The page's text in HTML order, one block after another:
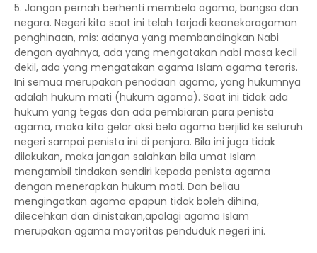
5. Jangan pernah berhenti membela agama, bangsa dan
negara. Negeri kita saat ini telah terjadi keanekaragaman
penghinaan, mis: adanya yang membandingkan Nabi
dengan ayahnya, ada yang mengatakan nabi masa kecil
dekil, ada yang mengatakan agama Islam agama teroris.
Ini semua merupakan penodaan agama, yang hukumnya
adalah hukum mati (hukum agama). Saat ini tidak ada
hukum yang tegas dan ada pembiaran para penista
agama, maka kita gelar aksi bela agama berjilid ke seluruh
negeri sampai penista ini di penjara. Bila ini juga tidak
dilakukan, maka jangan salahkan bila umat Islam
mengambil tindakan sendiri kepada penista agama
dengan menerapkan hukum mati. Dan beliau
mengingatkan agama apapun tidak boleh dihina,
dilecehkan dan dinistakan,apalagi agama Islam
merupakan agama mayoritas penduduk negeri ini.